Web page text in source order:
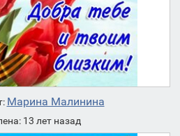
Марина Малинина
13 лет назад